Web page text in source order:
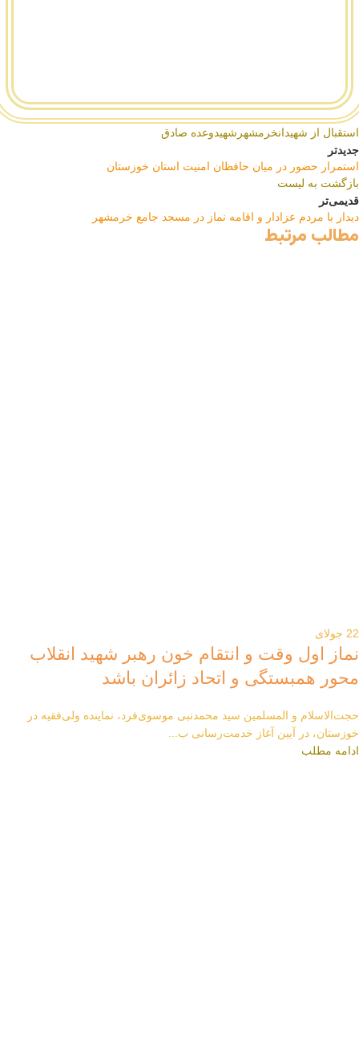
استقبال از شهیدانخرمشهر شهیدوعده صادق
جدیدتر
استمرار حضور در میان حافظان امنیت استان خوزستان
بازگشت به لیست
قدیمی‌تر
دیدار با مردم عزادار و اقامه نماز در مسجد جامع خرمشهر
مطالب مرتبط
22 جولای
نماز اول وقت و انتقام خون رهبر شهید انقلاب
محور همبستگی و اتحاد زائران باشد
حجت‌الاسلام و المسلمین سید محمدنبی موسوی‌فرد، نماینده ولی‌فقیه در
خوزستان، در آیین آغاز خدمت‌رسانی ب...
ادامه مطلب